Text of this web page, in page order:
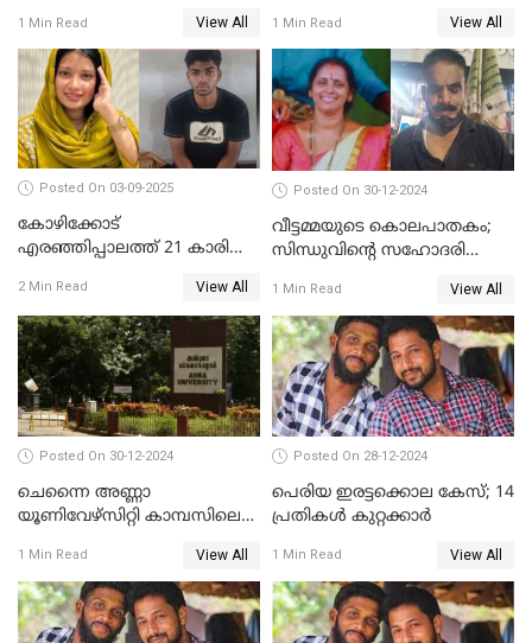
1 Min Read View All
സുപ്രീംകോടതിയിലേക്ക്
1 Min Read View All
Posted On 03-09-2025
കോഴിക്കോട്
എരഞ്ഞിപ്പാലത്ത് 21 കാരി
കൂടുതൽ അന്വേഷണത്തിന്
പൊലീസ്
2 Min Read View All
Posted On 30-12-2024
വീട്ടമ്മയുടെ കൊലപാതകം;
സിന്ധുവിന്റെ സഹോദരി
1 Min Read View All
Posted On 30-12-2024
ചെന്നൈ അണ്ണാ
യൂണിവേഴ്‌സിറ്റി കാമ്പസിലെ
കമ്മീഷന്‍ ഇന്ന്
യൂണിവേഴ്‌സിറ്റിയിലെത്തും
1 Min Read View All
Posted On 28-12-2024
പെരിയ ഇരട്ടക്കൊല കേസ്; 14
പ്രതികള്‍ കുറ്റക്കാര്‍
1 Min Read View All